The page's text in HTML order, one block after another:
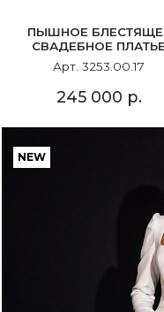
ПЫШНОЕ
СВАДЕБНОЕ
Арт. 3253.00.17
245 000 р.
NEW